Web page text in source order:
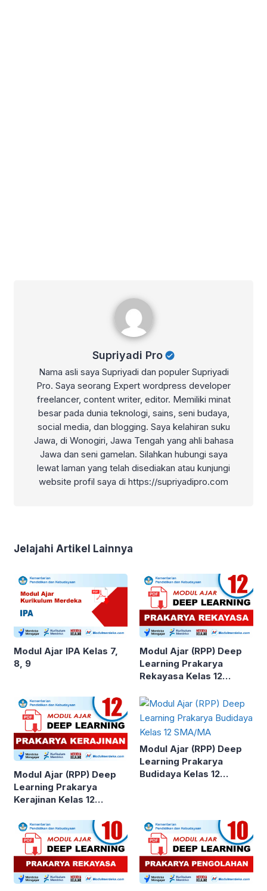
Supriyadi Pro
Nama asli saya Supriyadi dan populer Supriyadi
Pro. Saya seorang Expert wordpress developer
freelancer, content writer, editor. Memiliki minat
besar pada dunia teknologi, sains, seni budaya,
social media, dan blogging. Saya kelahiran suku
Jawa, di Wonogiri, Jawa Tengah yang ahli bahasa
Jawa dan seni gamelan. Silahkan hubungi saya
lewat laman yang telah disediakan atau kunjungi
website profil saya di https://supriyadipro.com
Jelajahi Artikel Lainnya
Modul Ajar IPA Kelas 7,
8, 9
Modul Ajar (RPP) Deep
Learning Prakarya
Rekayasa Kelas 12
Modul Ajar (RPP) Deep
Learning Prakarya
Kerajinan Kelas 12
Modul Ajar (RPP) Deep
Learning Prakarya
Budidaya Kelas 12